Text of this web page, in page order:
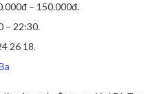
– 150.000đ.
– 22:30.
26 18.